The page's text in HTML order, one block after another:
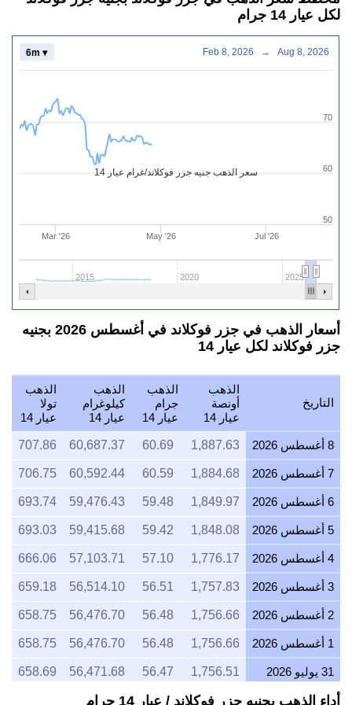
لكل عيار 14 جرام
سعر الذهب جنيه جزر فوكلاند/غرام عيار 14
Mar '26 May '26 Jul '26
2015 2020 2025
50
60
70
6m ▾ Feb 8, 2026 → Aug 8, 2026
أسعار الذهب في جزر فوكلاند في أغسطس 2026 بجنيه
جزر فوكلاند لكل عيار 14
التاريخ
الذهب
أونصة
عيار 14
الذهب
جرام
عيار 14
الذهب
كيلوغرام
عيار 14
الذهب
تولا
عيار 14
8 أغسطس 2026 1,887.63
60.69
60,687.37
707.86
7 أغسطس 2026 1,884.68
60.59
60,592.44
706.75
6 أغسطس 2026 1,849.97
59.48
59,476.43
693.74
5 أغسطس 2026 1,848.08
59.42
59,415.68
693.03
4 أغسطس 2026 1,776.17
57.10
57,103.71
666.06
3 أغسطس 2026 1,757.83
56.51
56,514.10
659.18
2 أغسطس 2026 1,756.66
56.48
56,476.70
658.75
1 أغسطس 2026 1,756.66
56.48
56,476.70
658.75
31 يوليو 2026 1,756.51
56.47
56,471.68
658.69
30 يوليو 2026 1,779.69
57.22
57,217.03 أداء الذهب بجنيه جزر فوكلاند / عيار 14 جرام